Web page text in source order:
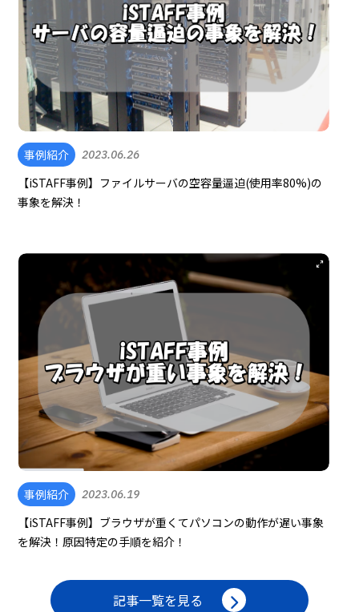
事例紹介 2023.06.26
【iSTAFF事例】ファイルサーバの空容量逼迫(使用率80%)の
事象を解決！
事例紹介 2023.06.19
【iSTAFF事例】ブラウザが重くてパソコンの動作が遅い事象
を解決！原因特定の手順を紹介！
記事一覧を見る